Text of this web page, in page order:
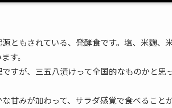
ともされている、発酵食です。塩、米麹、
す。
すが、三五八漬けって全国的なものかと思
甘みが加わって、サラダ感覚で食べること